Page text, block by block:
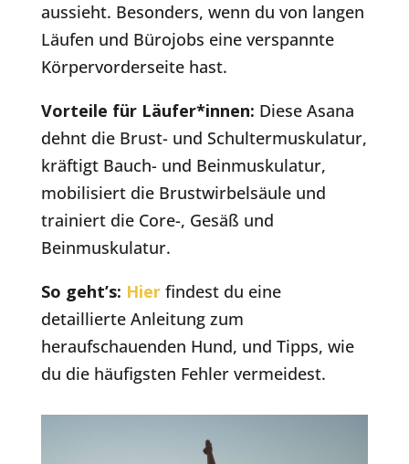
aussieht. Besonders, wenn du von langen
Läufen und Bürojobs eine verspannte
Körpervorderseite hast.
Vorteile für Läufer*innen: Diese Asana
dehnt die Brust- und Schultermuskulatur,
kräftigt Bauch- und Beinmuskulatur,
mobilisiert die Brustwirbelsäule und
trainiert die Core-, Gesäß und
Beinmuskulatur.
So geht’s: Hierfindest du eine
detaillierte Anleitung zum
heraufschauenden Hund, und Tipps, wie
du die häufigsten Fehler vermeidest.